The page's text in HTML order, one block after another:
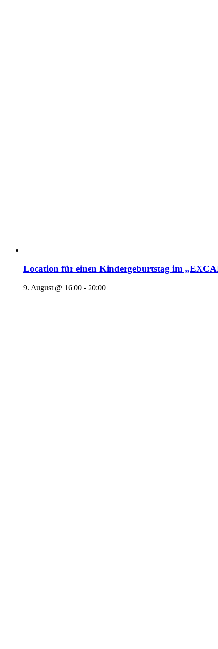
Location für einen Kindergeburtstag im
9. August @ 16:00 - 20:00